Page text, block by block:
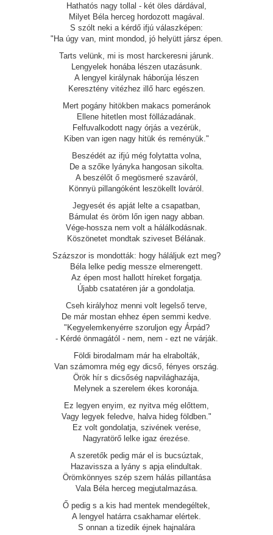
Hathatós nagy tollal - két öles dárdával,
Milyet Béla herceg hordozott magával.
S szólt neki a kérdő ifjú válaszképen:
"Ha úgy van, mint mondod, jó helyütt jársz épen.
Tarts velünk, mi is most harckeresni járunk.
Lengyelek honába lészen utazásunk.
A lengyel királynak háborúja lészen
Keresztény vitézhez illő harc egészen.
Mert pogány hitökben makacs pomeránok
Ellene hitetlen most föllázadának.
Felfuvalkodott nagy órjás a vezérük,
Kiben van igen nagy hitük és reményük."
Beszédét az ifjú még folytatta volna,
De a szőke lyányka hangosan sikolta.
A beszélőt ő megösmeré szaváról,
Könnyü pillangóként leszökellt lováról.
Jegyesét és apját lelte a csapatban,
Bámulat és öröm lőn igen nagy abban.
Vége-hossza nem volt a hálálkodásnak.
Köszönetet mondtak sziveset Bélának.
Százszor is mondották: hogy háláljuk ezt meg?
Béla lelke pedig messze elmerengett.
Az épen most hallott híreket forgatja.
Újabb csatatéren jár a gondolatja.
Cseh királyhoz menni volt legelső terve,
De már mostan ehhez épen semmi kedve.
"Kegyelemkenyérre szoruljon egy Árpád?
- Kérdé önmagától - nem, nem - ezt ne várják.
Földi birodalmam már ha elrabolták,
Van számomra még egy dicső, fényes ország.
Örök hír s dicsőség napvilághazája,
Melynek a szerelem ékes koronája.
Ez legyen enyim, ez nyitva még előttem,
Vagy legyek feledve, halva hideg földben."
Ez volt gondolatja, szivének verése,
Nagyratörő lelke igaz érezése.
A szeretők pedig már el is bucsúztak,
Hazavissza a lyány s apja elindultak.
Örömkönnyes szép szem hálás pillantása
Vala Béla herceg megjutalmazása.
Ő pedig s a kis had mentek mendegéltek,
A lengyel határra csakhamar elértek.
S onnan a tizedik éjnek hajnalára